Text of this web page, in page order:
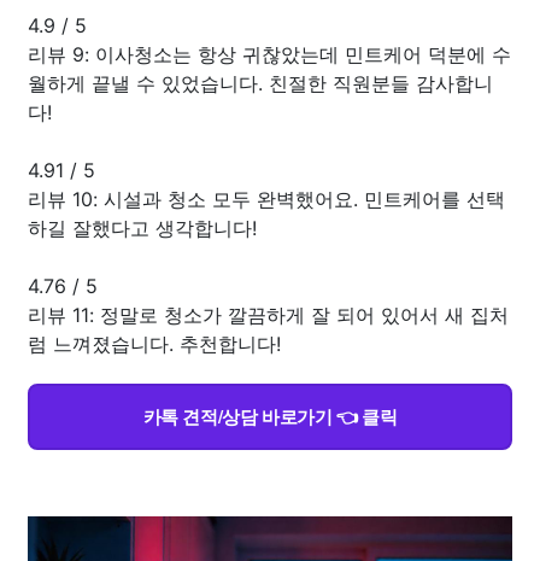
4.9 / 5
리뷰 9: 이사청소는 항상 귀찮았는데 민트케어 덕분에 수
월하게 끝낼 수 있었습니다. 친절한 직원분들 감사합니
다!
4.91 / 5
리뷰 10: 시설과 청소 모두 완벽했어요. 민트케어를 선택
하길 잘했다고 생각합니다!
4.76 / 5
리뷰 11: 정말로 청소가 깔끔하게 잘 되어 있어서 새 집처
럼 느껴졌습니다. 추천합니다!
카톡 견적/상담 바로가기 👈 클릭